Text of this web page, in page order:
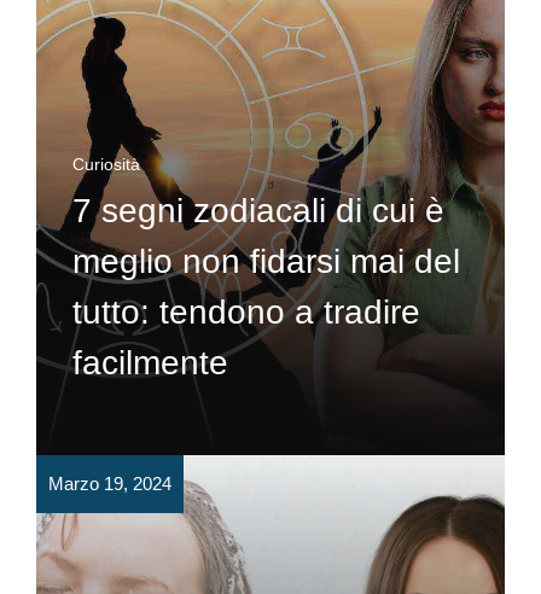
Curiosità
7 segni zodiacali di cui è
meglio non fidarsi mai del
tutto: tendono a tradire
facilmente
Marzo 19, 2024